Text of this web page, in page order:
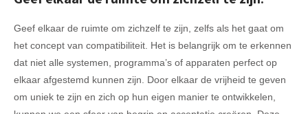
Geef elkaar de ruimte om zichzelf te zijn, zelfs als het gaat om
het concept van compatibiliteit. Het is belangrijk om te erkennen
dat niet alle systemen, programma’s of apparaten perfect op
elkaar afgestemd kunnen zijn. Door elkaar de vrijheid te geven
om uniek te zijn en zich op hun eigen manier te ontwikkelen,